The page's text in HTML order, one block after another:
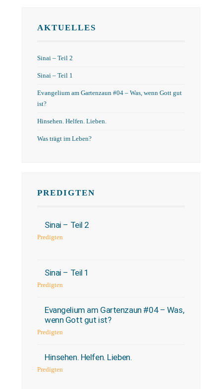
AKTUELLES
Sinai – Teil 2
Sinai – Teil 1
Evangelium am Gartenzaun #04 – Was, wenn Gott gut
ist?
Hinsehen. Helfen. Lieben.
Was trägt im Leben?
PREDIGTEN
Sinai – Teil 2
Predigten
Sinai – Teil 1
Predigten
Evangelium am Gartenzaun #04 – Was,
wenn Gott gut ist?
Predigten
Hinsehen. Helfen. Lieben.
Predigten